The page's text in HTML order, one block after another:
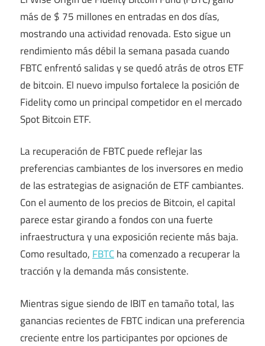
más de $ 75 millones en entradas en dos días,
mostrando una actividad renovada. Esto sigue un
rendimiento más débil la semana pasada cuando
FBTC enfrentó salidas y se quedó atrás de otros ETF
de bitcoin. El nuevo impulso fortalece la posición de
Fidelity como un principal competidor en el mercado
Spot Bitcoin ETF.
La recuperación de FBTC puede reflejar las
preferencias cambiantes de los inversores en medio
de las estrategias de asignación de ETF cambiantes.
Con el aumento de los precios de Bitcoin, el capital
parece estar girando a fondos con una fuerte
infraestructura y una exposición reciente más baja.
Como resultado, FBTCha comenzado a recuperar la
tracción y la demanda más consistente.
Mientras sigue siendo de IBIT en tamaño total, las
ganancias recientes de FBTC indican una preferencia
creciente entre los participantes por opciones de